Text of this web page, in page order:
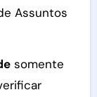
Assuntos
somente